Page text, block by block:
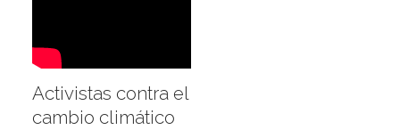
Activistas contra el
cambio climático